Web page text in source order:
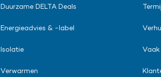
Duurzame DELTA Deals
Energieadvies & -label
Isolatie
Verwarmen